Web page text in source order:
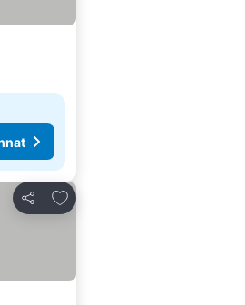
Jaa
Lisää suosikkeihin